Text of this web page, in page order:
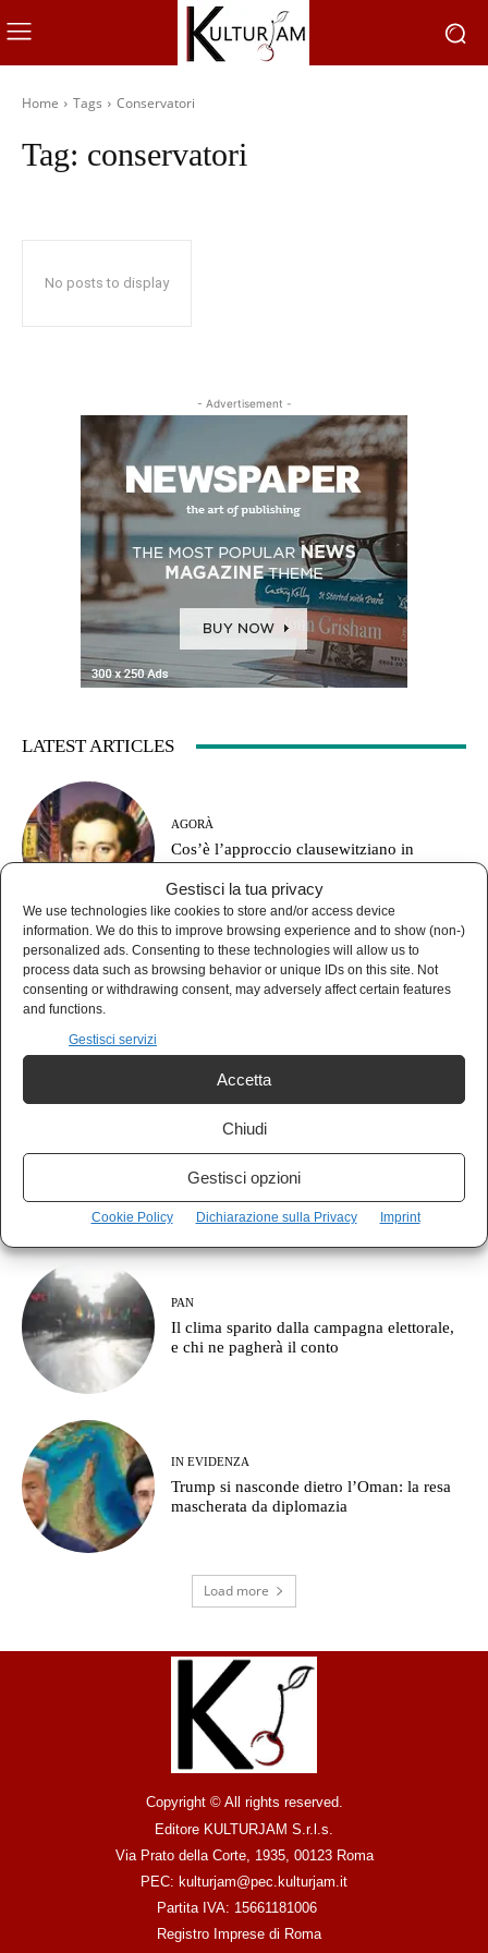
Gestisci la tua privacy
We use technologies like cookies to store and/or access device
information. We do this to improve browsing experience and to show (non-)
personalized ads. Consenting to these technologies will allow us to
process data such as browsing behavior or unique IDs on this site. Not
consenting or withdrawing consent, may adversely affect certain features
and functions.
Gestisci servizi
Accetta
Chiudi
Gestisci opzioni
Cookie Policy Dichiarazione sulla Privacy Imprint
Home Tags Conservatori
Tag: conservatori
No posts to display
- Advertisement -
LATEST ARTICLES
AGORÀ
Cos’è l’approccio clausewitziano in
geopolitica?
La NATO sunnita è nata alla Mecca e
l’Europa continua a parlare di corridoi
commerciali
PAN
Il clima sparito dalla campagna elettorale,
e chi ne pagherà il conto
IN EVIDENZA
Trump si nasconde dietro l’Oman: la resa
mascherata da diplomazia
Load more
Copyright © All rights reserved.
Editore KULTURJAM S.r.l.s.
Via Prato della Corte, 1935, 00123 Roma
PEC: kulturjam@pec.kulturjam.it
Partita IVA: 15661181006
Registro Imprese di Roma